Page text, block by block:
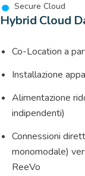
Secure Cloud
Hybrid Cloud
Co-Location a
Installazione
Alimentazione
indipendenti)
Connessioni
monomodale)
ReeVo